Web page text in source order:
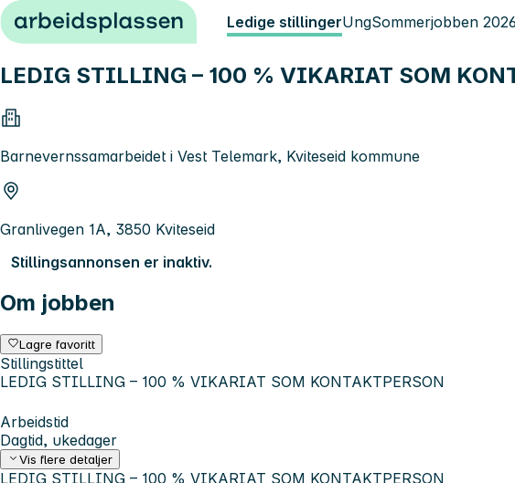
Hopp til innhold Ledige stillingerUngSommerjobben 2026
LEDIG STILLING – 100 % VIKARIAT SOM
Barnevernssamarbeidet i Vest Telemark, Kviteseid kommune
Granlivegen 1A, 3850 Kviteseid
Stillingsannonsen er inaktiv.
Om jobben
Lagre favoritt
Stillingstittel
LEDIG STILLING – 100 % VIKARIAT SOM KONTAKTPERSON
Arbeidstid
Dagtid, ukedager
Vis flere detaljer
LEDIG STILLING – 100 % VIKARIAT SOM KONTAKTPERSON